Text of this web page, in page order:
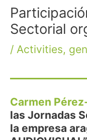
Sectorial
/ Activities,
Carmen
las Jornadas
la empresa